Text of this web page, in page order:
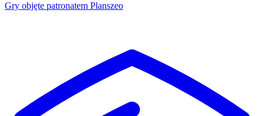
Gry objęte patronatem Planszeo